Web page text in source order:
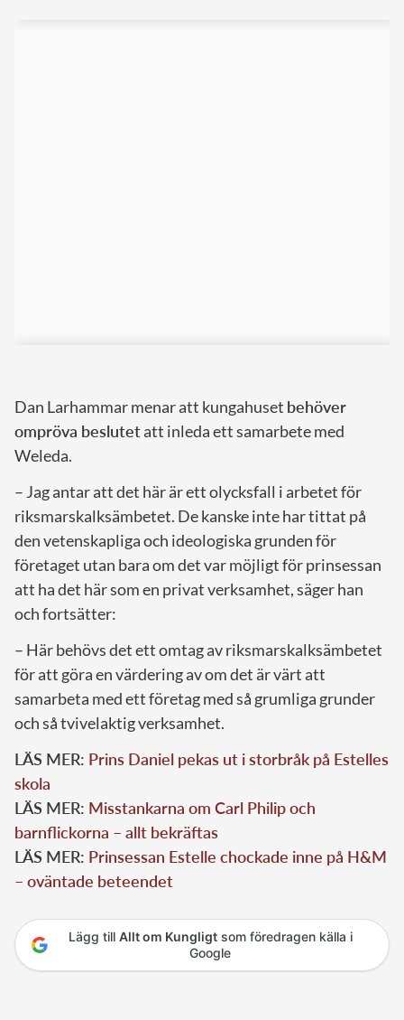
Dan Larhammar menar att kungahuset behöver
ompröva beslutetatt inleda ett samarbete med
Weleda.
– Jag antar att det här är ett olycksfall i arbetet för
riksmarskalksämbetet. De kanske inte har tittat på
den vetenskapliga och ideologiska grunden för
företaget utan bara om det var möjligt för prinsessan
att ha det här som en privat verksamhet, säger han
och fortsätter:
– Här behövs det ett omtag av riksmarskalksämbetet
för att göra en värdering av om det är värt att
samarbeta med ett företag med så grumliga grunder
och så tvivelaktig verksamhet.
LÄS MER: Prins Daniel pekas ut i storbråk på Estelles
skola
LÄS MER: Misstankarna om Carl Philip och
barnflickorna – allt bekräftas
LÄS MER: Prinsessan Estelle chockade inne på H&M
– oväntade beteendet
Lägg till Allt om Kungligtsom föredragen källa i
Google